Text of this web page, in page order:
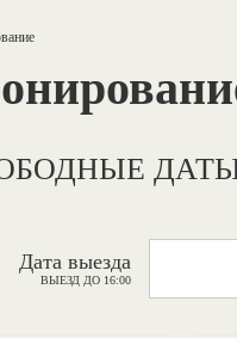
Дата выезда
ВЫЕЗД ДО 16:00